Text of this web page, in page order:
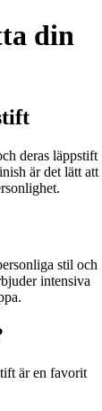
din
deras läppstift
är det lätt att
stil och
intensiva
är en favorit